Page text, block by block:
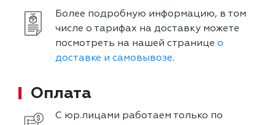
Более подробную информацию, в том
числе о тарифах на доставку можете
посмотреть на нашей странице о
доставке и самовывозе.
Оплата
С юр.лицами работаем только по